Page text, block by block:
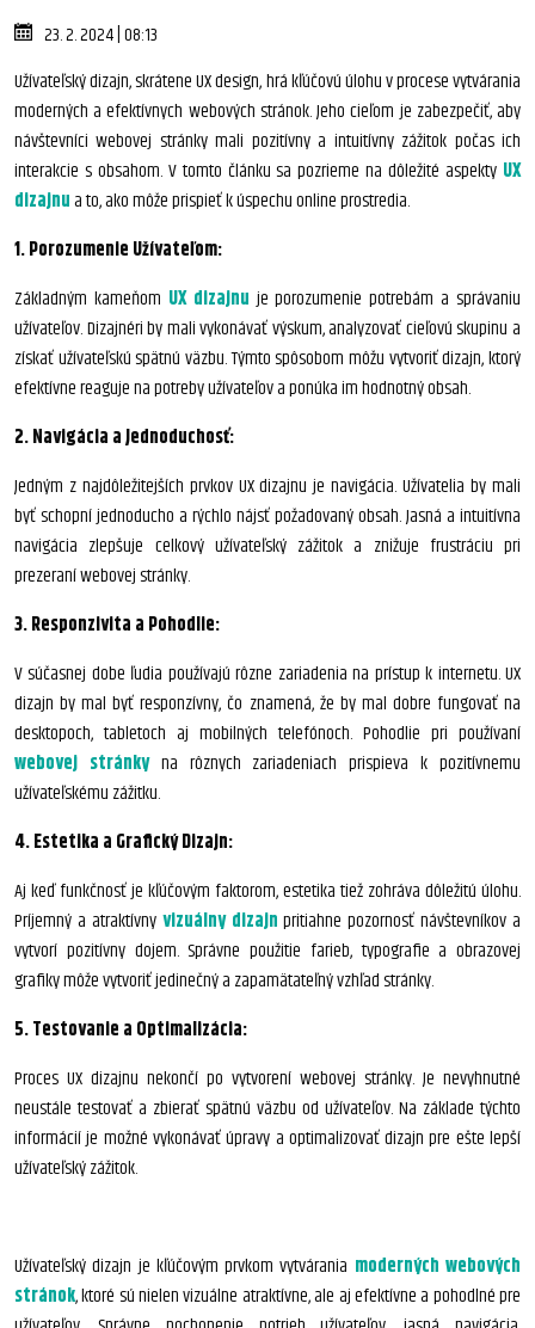
23. 2. 2024 | 08:13
Užívateľský dizajn, skrátene UX design, hrá kľúčovú úlohu v procese vytvárania
moderných a efektívnych webových stránok. Jeho cieľom je zabezpečiť, aby
návštevníci webovej stránky mali pozitívny a intuitívny zážitok počas ich
interakcie s obsahom. V tomto článku sa pozrieme na dôležité aspekty UX
dizajnua to, ako môže prispieť k úspechu online prostredia.
1. Porozumenie Užívateľom:
Základným kameňom UX dizajnu je porozumenie potrebám a správaniu
užívateľov. Dizajnéri by mali vykonávať výskum, analyzovať cieľovú skupinu a
získať užívateľskú spätnú väzbu. Týmto spôsobom môžu vytvoriť dizajn, ktorý
efektívne reaguje na potreby užívateľov a ponúka im hodnotný obsah.
2. Navigácia a Jednoduchosť:
Jedným z najdôležitejších prvkov UX dizajnu je navigácia. Užívatelia by mali
byť schopní jednoducho a rýchlo nájsť požadovaný obsah. Jasná a intuitívna
navigácia zlepšuje celkový užívateľský zážitok a znižuje frustráciu pri
prezeraní webovej stránky.
3. Responzivita a Pohodlie:
V súčasnej dobe ľudia používajú rôzne zariadenia na prístup k internetu. UX
dizajn by mal byť responzívny, čo znamená, že by mal dobre fungovať na
desktopoch, tabletoch aj mobilných telefónoch. Pohodlie pri používaní
webovej stránkyna rôznych zariadeniach prispieva k pozitívnemu
užívateľskému zážitku.
4. Estetika a Grafický Dizajn:
Aj keď funkčnosť je kľúčovým faktorom, estetika tiež zohráva dôležitú úlohu.
Príjemný a atraktívny vizuálny dizajn pritiahne pozornosť návštevníkov a
vytvorí pozitívny dojem. Správne použitie farieb, typografie a obrazovej
grafiky môže vytvoriť jedinečný a zapamätateľný vzhľad stránky.
5. Testovanie a Optimalizácia:
Proces UX dizajnu nekončí po vytvorení webovej stránky. Je nevyhnutné
neustále testovať a zbierať spätnú väzbu od užívateľov. Na základe týchto
informácií je možné vykonávať úpravy a optimalizovať dizajn pre ešte lepší
užívateľský zážitok.
Užívateľský dizajn je kľúčovým prvkom vytvárania moderných webových
stránok, ktoré sú nielen vizuálne atraktívne, ale aj efektívne a pohodlné pre